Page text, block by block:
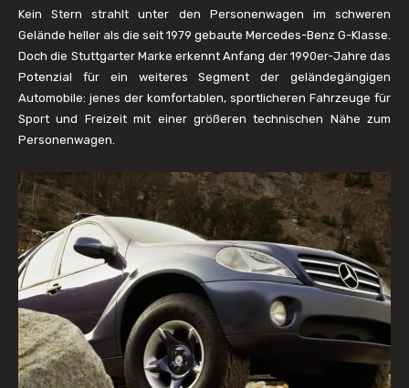
Kein Stern strahlt unter den Personenwagen im schweren
Gelände heller als die seit 1979 gebaute Mercedes-Benz G-Klasse.
Doch die Stuttgarter Marke erkennt Anfang der 1990er-Jahre das
Potenzial für ein weiteres Segment der geländegängigen
Automobile: jenes der komfortablen, sportlicheren Fahrzeuge für
Sport und Freizeit mit einer größeren technischen Nähe zum
Personenwagen.